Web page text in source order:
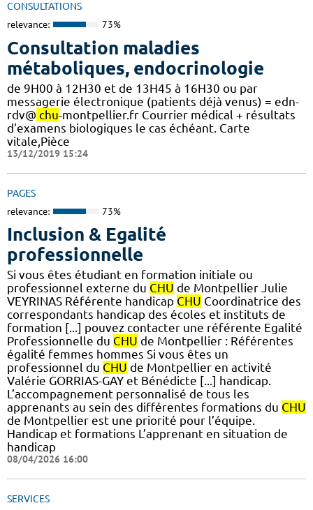
CONSULTATIONS
relevance: 73%
Consultation maladies
métaboliques, endocrinologie
de 9H00 à 12H30 et de 13H45 à 16H30 ou par
messagerie électronique (patients déjà venus) = edn-
rdv@ chu-montpellier.fr Courrier médical + résultats
d'examens biologiques le cas échéant. Carte
vitale,Pièce
13/12/2019 15:24
PAGES
relevance: 73%
Inclusion & Egalité
professionnelle
Si vous êtes étudiant en formation initiale ou
professionnel externe du CHU de Montpellier Julie
VEYRINAS Référente handicap CHU Coordinatrice des
correspondants handicap des écoles et instituts de
formation [...] pouvez contacter une référente Egalité
Professionnelle du CHU de Montpellier : Référentes
égalité femmes hommes Si vous êtes un
professionnel du CHU de Montpellier en activité
Valérie GORRIAS-GAY et Bénédicte [...] handicap.
L’accompagnement personnalisé de tous les
apprenants au sein des différentes formations du CHU
de Montpellier est une priorité pour l’équipe.
Handicap et formations L’apprenant en situation de
handicap
08/04/2026 16:00
SERVICES